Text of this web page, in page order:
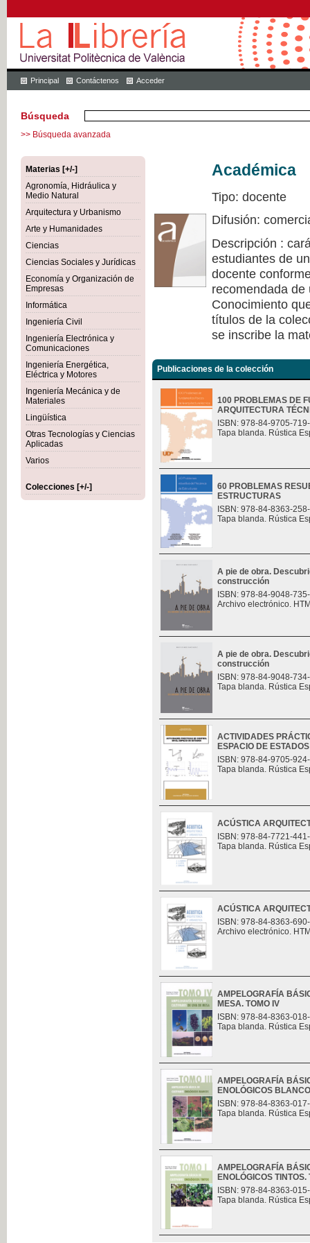
Principal Contáctenos Acceder
Búsqueda
>> Búsqueda avanzada
Materias [+/-]
Agronomía, Hidráulica y
Medio Natural
Arquitectura y Urbanismo
Arte y Humanidades
Ciencias
Ciencias Sociales y Jurídicas
Economía y Organización de
Empresas
Informática
Ingeniería Civil
Ingeniería Electrónica y
Comunicaciones
Ingeniería Energética,
Eléctrica y Motores
Ingeniería Mecánica y de
Materiales
Lingüística
Otras Tecnologías y Ciencias
Aplicadas
Varios
Colecciones [+/-]
Académica
Tipo: docente
Difusión:
Descripción :
estudiantes de
docente
recomendada
Conocimiento
títulos de la
se inscribe la
Publicaciones de la colección
100 PROBLEMAS DE
ARQUITECTURA
ISBN: 978-84-9705-
Tapa blanda. Rústica
60 PROBLEMAS
ESTRUCTURAS
ISBN: 978-84-8363-
Tapa blanda. Rústica
A pie de obra.
construcción
ISBN: 978-84-9048-
Archivo electrónico.
A pie de obra.
construcción
ISBN: 978-84-9048-
Tapa blanda. Rústica
ACTIVIDADES
ESPACIO DE ESTADOS
ISBN: 978-84-9705-
Tapa blanda. Rústica
ACÚSTICA
ISBN: 978-84-7721-
Tapa blanda. Rústica
ACÚSTICA
ISBN: 978-84-8363-
Archivo electrónico.
AMPELOGRAFÍA
MESA. TOMO IV
ISBN: 978-84-8363-
Tapa blanda. Rústica
AMPELOGRAFÍA
ENOLÓGICOS
ISBN: 978-84-8363-
Tapa blanda. Rústica
AMPELOGRAFÍA
ENOLÓGICOS TINTOS.
ISBN: 978-84-8363-
Tapa blanda. Rústica